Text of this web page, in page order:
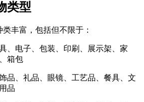
类型
丰富，包括但不限于：
、电子、包装、印刷、展示架、家
箱包
品、礼品、眼镜、工艺品、餐具、文
品